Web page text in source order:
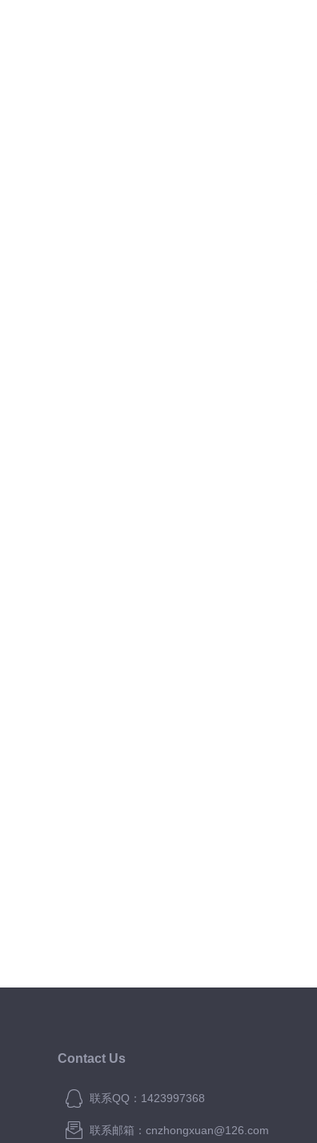
Contact Us
联系QQ：1423997368
联系邮箱：cnzhongxuan@126.com